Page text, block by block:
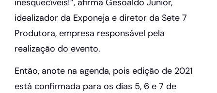
idealizador da Exponeja e diretor da Sete 7
Produtora, empresa responsável pela
realização do evento.
Então, anote na agenda, pois edição de 2021
está confirmada para os dias 5, 6 e 7 de